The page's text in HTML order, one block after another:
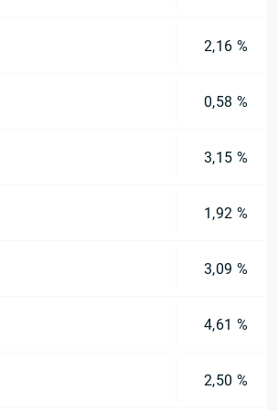
2,16 %
0,58 %
3,15 %
1,92 %
3,09 %
4,61 %
2,50 %